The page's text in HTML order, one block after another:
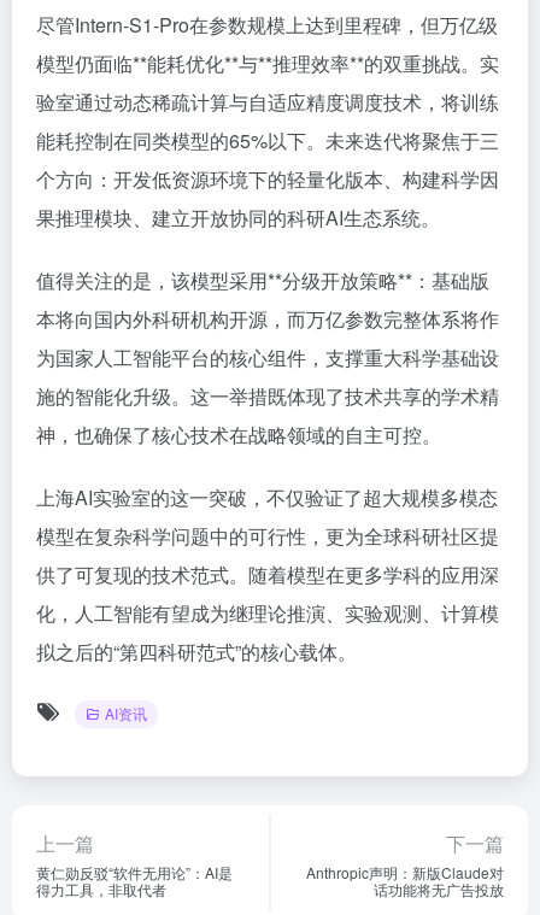
尽管Intern-S1-Pro在参数规模上达到里程碑，但万亿级
模型仍面临**能耗优化**与**推理效率**的双重挑战。实
验室通过动态稀疏计算与自适应精度调度技术，将训练
能耗控制在同类模型的65%以下。未来迭代将聚焦于三
个方向：开发低资源环境下的轻量化版本、构建科学因
果推理模块、建立开放协同的科研AI生态系统。
值得关注的是，该模型采用**分级开放策略**：基础版
本将向国内外科研机构开源，而万亿参数完整体系将作
为国家人工智能平台的核心组件，支撑重大科学基础设
施的智能化升级。这一举措既体现了技术共享的学术精
神，也确保了核心技术在战略领域的自主可控。
上海AI实验室的这一突破，不仅验证了超大规模多模态
模型在复杂科学问题中的可行性，更为全球科研社区提
供了可复现的技术范式。随着模型在更多学科的应用深
化，人工智能有望成为继理论推演、实验观测、计算模
拟之后的“第四科研范式”的核心载体。
AI资讯
上一篇
黄仁勋反驳“软件无用论”：AI是
得力工具，非取代者
下一篇
Anthropic声明：新版Claude对
话功能将无广告投放